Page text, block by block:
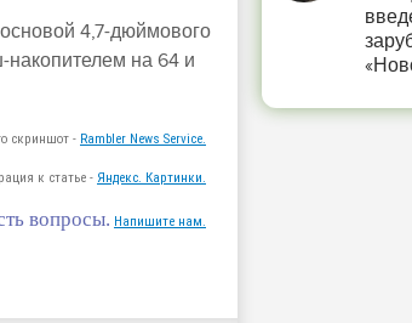
4,7-дюймового
на 64 и
скриншот - Rambler News Service.
к статье - Яндекс. Картинки.
вопросы. Напишите нам.